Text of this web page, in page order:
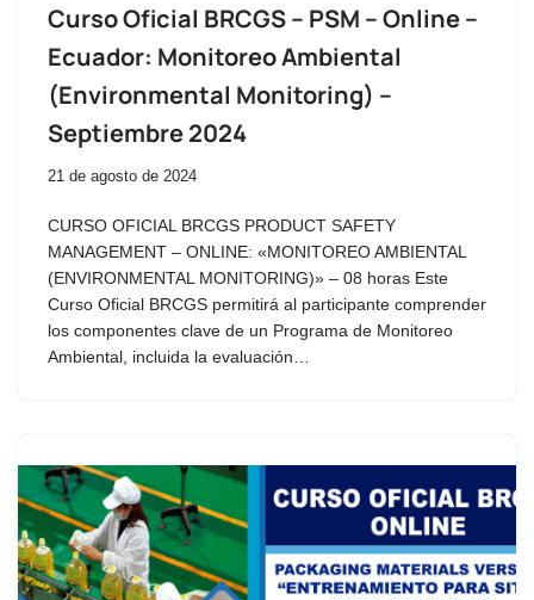
Curso Oficial BRCGS – PSM – Online –
Ecuador: Monitoreo Ambiental
(Environmental Monitoring) –
Septiembre 2024
21 de agosto de 2024
CURSO OFICIAL BRCGS PRODUCT SAFETY
MANAGEMENT – ONLINE: «MONITOREO AMBIENTAL
(ENVIRONMENTAL MONITORING)» – 08 horas Este
Curso Oficial BRCGS permitirá al participante comprender
los componentes clave de un Programa de Monitoreo
Ambiental, incluida la evaluación…